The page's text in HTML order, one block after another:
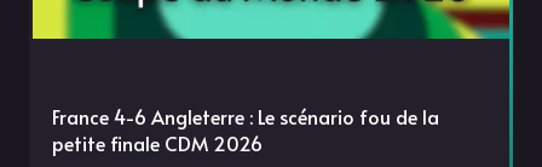
France 4-6 Angleterre : Le scénario fou de la
petite finale CDM 2026